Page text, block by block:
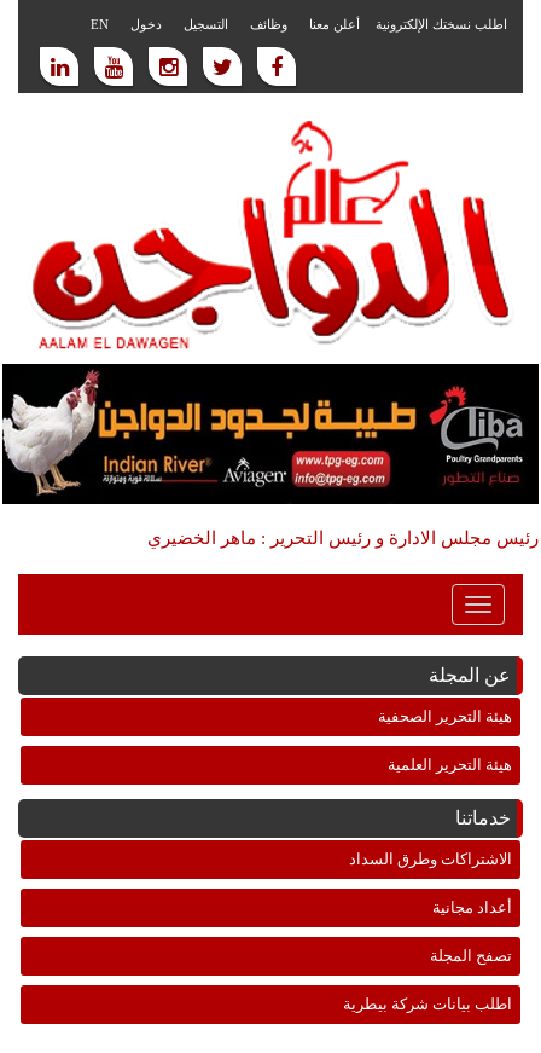
اطلب نسختك الإلكترونية أعلن معنا وظائف التسجيل دخول EN
رئيس مجلس الادارة و رئيس التحرير : ماهر الخضيري
Toggle
Navigation
عن المجلة
هيئة التحرير الصحفية
هيئة التحرير العلمية
خدماتنا
الاشتراكات وطرق السداد
أعداد مجانية
تصفح المجلة
اطلب بيانات شركة بيطرية